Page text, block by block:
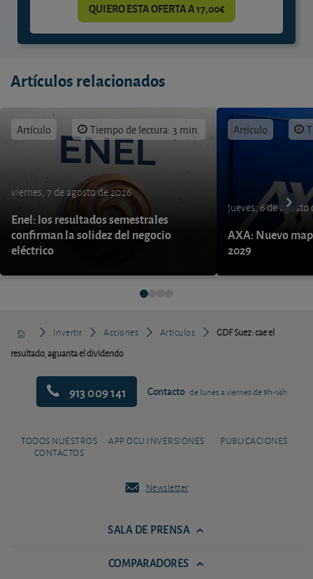
QUIERO ESTA OFERTA A 17,00€
Artículos relacionados
Artículo Tiempo de lectura: 3 min.
viernes, 7 de agosto de 2026
Enel: los resultados semestrales
confirman la solidez del negocio
eléctrico
Artículo
jueves, 6 de agosto
AXA: Nuevo
2029
Invertir Acciones Artículos
GDF Suez: cae el
resultado, aguanta el dividendo
913 009 141 Contacto de lunes a viernes de 9h-14h
TODOS NUESTROS
CONTACTOS
APP OCU INVERSIONES PUBLICACIONES
Newsletter
SALA DE PRENSA
COMPARADORES